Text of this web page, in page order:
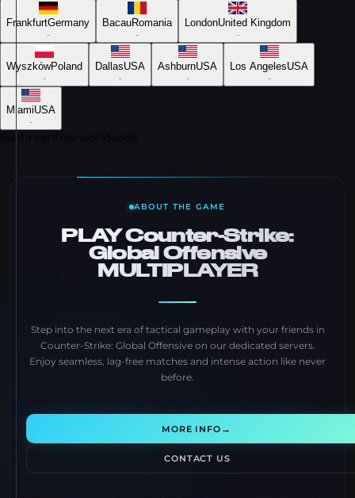
FrankfurtGermany
-
BacauRomania
-
LondonUnited Kingdom
-
WyszkówPoland
-
DallasUSA
-
AshburnUSA
-
Los AngelesUSA
-
MiamiUSA
-
ABOUT THE GAME
PLAY Counter-Strike:
Global Offensive
MULTIPLAYER
Step into the next era of tactical gameplay with your friends in
Counter-Strike: Global Offensive on our dedicated servers.
Enjoy seamless, lag-free matches and intense action like never
before.
MORE INFO →
CONTACT US